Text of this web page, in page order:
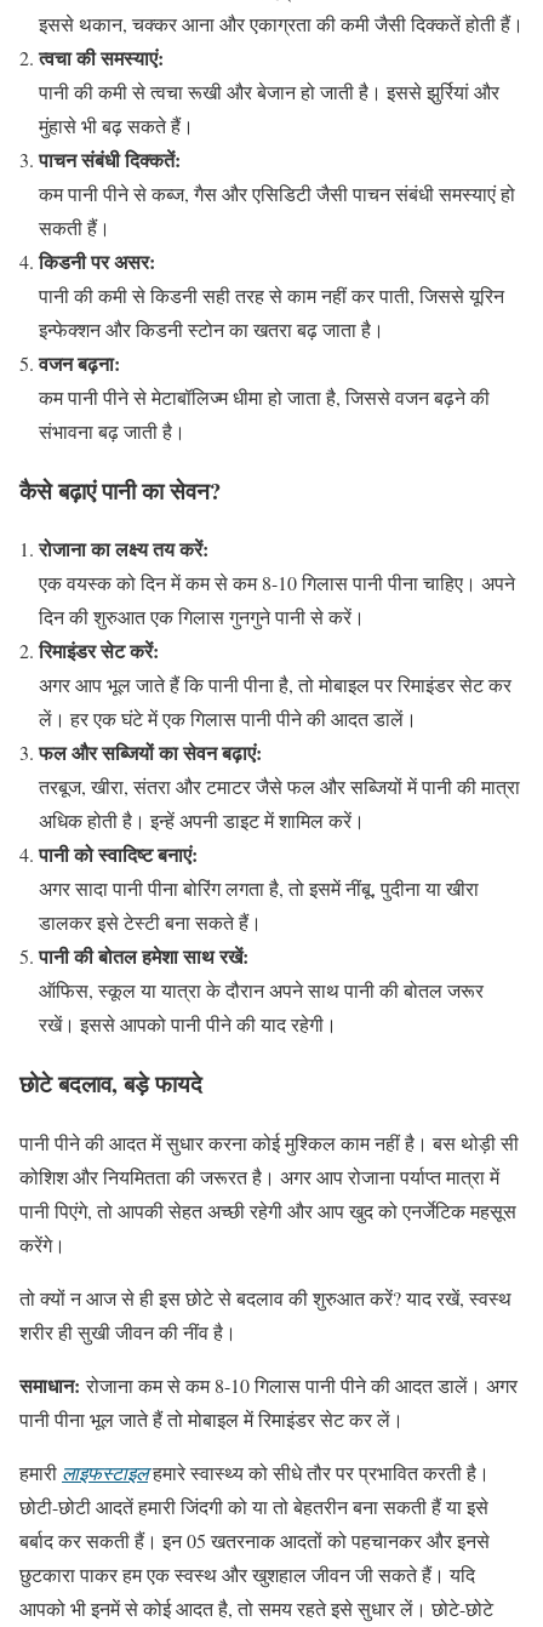
इससे थकान, चक्कर आना और एकाग्रता की कमी जैसी दिक्कतें होती हैं।
त्वचा की समस्याएं:
पानी की कमी से त्वचा रूखी और बेजान हो जाती है। इससे झुर्रियां और
मुंहासे भी बढ़ सकते हैं।
पाचन संबंधी दिक्कतें:
कम पानी पीने से कब्ज, गैस और एसिडिटी जैसी पाचन संबंधी समस्याएं हो
सकती हैं।
किडनी पर असर:
पानी की कमी से किडनी सही तरह से काम नहीं कर पाती, जिससे यूरिन
इन्फेक्शन और किडनी स्टोन का खतरा बढ़ जाता है।
वजन बढ़ना:
कम पानी पीने से मेटाबॉलिज्म धीमा हो जाता है, जिससे वजन बढ़ने की
संभावना बढ़ जाती है।
कैसे बढ़ाएं पानी का सेवन?
रोजाना का लक्ष्य तय करें:
एक वयस्क को दिन में कम से कम 8-10 गिलास पानी पीना चाहिए। अपने
दिन की शुरुआत एक गिलास गुनगुने पानी से करें।
रिमाइंडर सेट करें:
अगर आप भूल जाते हैं कि पानी पीना है, तो मोबाइल पर रिमाइंडर सेट कर
लें। हर एक घंटे में एक गिलास पानी पीने की आदत डालें।
फल और सब्जियों का सेवन बढ़ाएं:
तरबूज, खीरा, संतरा और टमाटर जैसे फल और सब्जियों में पानी की मात्रा
अधिक होती है। इन्हें अपनी डाइट में शामिल करें।
पानी को स्वादिष्ट बनाएं:
अगर सादा पानी पीना बोरिंग लगता है, तो इसमें नींबू, पुदीना या खीरा
डालकर इसे टेस्टी बना सकते हैं।
पानी की बोतल हमेशा साथ रखें:
ऑफिस, स्कूल या यात्रा के दौरान अपने साथ पानी की बोतल जरूर
रखें। इससे आपको पानी पीने की याद रहेगी।
छोटे बदलाव, बड़े फायदे
पानी पीने की आदत में सुधार करना कोई मुश्किल काम नहीं है। बस थोड़ी सी
कोशिश और नियमितता की जरूरत है। अगर आप रोजाना पर्याप्त मात्रा में
पानी पिएंगे, तो आपकी सेहत अच्छी रहेगी और आप खुद को एनर्जेटिक महसूस
करेंगे।
तो क्यों न आज से ही इस छोटे से बदलाव की शुरुआत करें? याद रखें, स्वस्थ
शरीर ही सुखी जीवन की नींव है।
समाधान: रोजाना कम से कम 8-10 गिलास पानी पीने की आदत डालें। अगर
पानी पीना भूल जाते हैं तो मोबाइल में रिमाइंडर सेट कर लें।
हमारी लाइफस्टाइलहमारे स्वास्थ्य को सीधे तौर पर प्रभावित करती है।
छोटी-छोटी आदतें हमारी जिंदगी को या तो बेहतरीन बना सकती हैं या इसे
बर्बाद कर सकती हैं। इन 05 खतरनाक आदतों को पहचानकर और इनसे
छुटकारा पाकर हम एक स्वस्थ और खुशहाल जीवन जी सकते हैं। यदि
आपको भी इनमें से कोई आदत है, तो समय रहते इसे सुधार लें। छोटे-छोटे